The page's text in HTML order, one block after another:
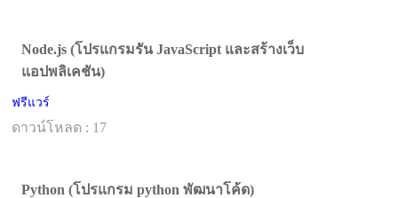
Node.js (โปรแกรมรัน JavaScript และสร้างเว็บ
แอปพลิเคชัน)
ฟรีแวร์
ดาวน์โหลด : 17
Python (โปรแกรม python พัฒนาโค้ด)